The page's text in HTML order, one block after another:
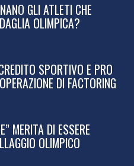
GLI ATLETI CHE
OLIMPICA?
SPORTIVO E PRO
DI FACTORING
MERITA DI ESSERE
OLIMPICO